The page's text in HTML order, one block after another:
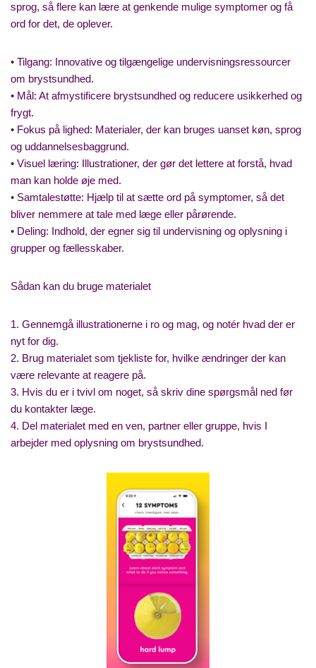
sprog, så flere kan lære at genkende mulige symptomer og få
ord for det, de oplever.
• Tilgang: Innovative og tilgængelige undervisningsressourcer
om brystsundhed.
• Mål: At afmystificere brystsundhed og reducere usikkerhed og
frygt.
• Fokus på lighed: Materialer, der kan bruges uanset køn, sprog
og uddannelsesbaggrund.
• Visuel læring: Illustrationer, der gør det lettere at forstå, hvad
man kan holde øje med.
• Samtalestøtte: Hjælp til at sætte ord på symptomer, så det
bliver nemmere at tale med læge eller pårørende.
• Deling: Indhold, der egner sig til undervisning og oplysning i
grupper og fællesskaber.
Sådan kan du bruge materialet
1. Gennemgå illustrationerne i ro og mag, og notér hvad der er
nyt for dig.
2. Brug materialet som tjekliste for, hvilke ændringer der kan
være relevante at reagere på.
3. Hvis du er i tvivl om noget, så skriv dine spørgsmål ned før
du kontakter læge.
4. Del materialet med en ven, partner eller gruppe, hvis I
arbejder med oplysning om brystsundhed.